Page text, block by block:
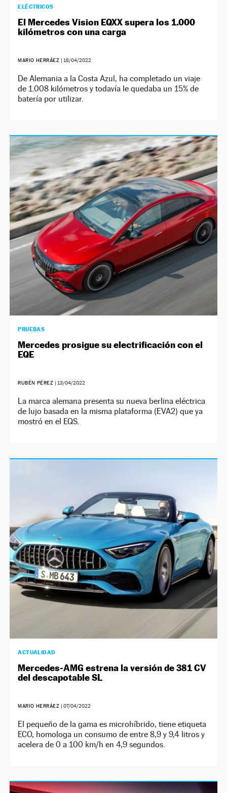
ELÉCTRICOS
El Mercedes Vision EQXX supera los 1.000
kilómetros con una carga
MARIO HERRÁEZ | 18/04/2022
De Alemania a la Costa Azul, ha completado un viaje
de 1.008 kilómetros y todavía le quedaba un 15% de
batería por utilizar.
PRUEBAS
Mercedes prosigue su electrificación con el
EQE
RUBÉN PÉREZ |13/04/2022
La marca alemana presenta su nueva berlina eléctrica
de lujo basada en la misma plataforma (EVA2) que ya
mostró en el EQS.
ACTUALIDAD
Mercedes-AMG estrena la versión de 381 CV
del descapotable SL
MARIO HERRÁEZ |07/04/2022
El pequeño de la gama es microhíbrido, tiene etiqueta
ECO, homologa un consumo de entre 8,9 y 9,4 litros y
acelera de 0 a 100 km/h en 4,9 segundos.